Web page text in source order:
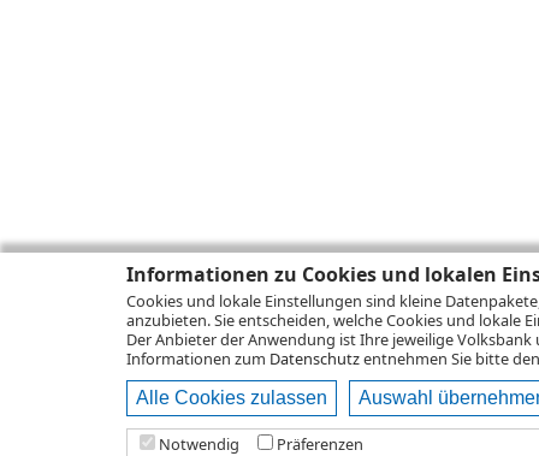
Informationen zu Cookies und lokalen
Cookies und lokale Einstellungen sind kleine
anzubieten. Sie entscheiden, welche Cookies und lokale
Der Anbieter der Anwendung ist Ihre jeweilige Volksbank
Informationen zum Datenschutzentnehmen Sie bitte
Alle Cookies zulassen Auswahl
Notwendig Präferenzen